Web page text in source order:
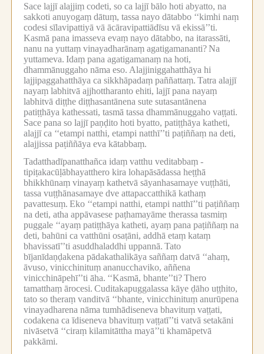
Sace lajjī alajjiṃ codeti, so ca lajjī bālo hoti abyatto, na
sakkoti anuyogaṃ dātuṃ, tassa nayo dātabbo ‘‘kimhi naṃ
codesi sīlavipattiyā vā ācāravipattiādīsu vā ekissā’’ti.
Kasmā pana imasseva evaṃ nayo dātabbo, na itarassāti,
nanu na yuttaṃ vinayadharānaṃ agatigamananti?Na
yuttameva. Idaṃ pana agatigamanaṃ na hoti,
dhammānuggaho nāma eso. Alajjiniggahatthāya hi
lajjipaggahatthāya ca sikkhāpadaṃ paññattaṃ. Tatra alajjī
nayaṃ labhitvā ajjhottharanto ehiti, lajjī pana nayaṃ
labhitvā diṭṭhe diṭṭhasantānena sute sutasantānena
patiṭṭhāya kathessati, tasmā tassa dhammānuggaho vaṭṭati.
Sace pana so lajjī paṇḍito hoti byatto, patiṭṭhāya katheti,
alajjī ca ‘‘etampi natthi, etampi natthī’’ti paṭiññaṃ na deti,
alajjissa paṭiññāya eva kātabbaṃ.
Tadatthadīpanatthañca idaṃ vatthu veditabbaṃ -
tipiṭakacūḷābhayatthero kira lohapāsādassa heṭṭhā
bhikkhūnaṃ vinayaṃ kathetvā sāyanhasamaye vuṭṭhāti,
tassa vuṭṭhānasamaye dve attapaccatthikā kathaṃ
pavattesuṃ. Eko ‘‘etampi natthi, etampi natthī’’ti paṭiññaṃ
na deti, atha appāvasese paṭhamayāme therassa tasmiṃ
puggale ‘‘ayaṃ patiṭṭhāya katheti, ayaṃ pana paṭiññaṃ na
deti, bahūni ca vatthūni osaṭāni, addhā etaṃ kataṃ
bhavissatī’’ti asuddhaladdhi uppannā. Tato
bījanīdaṇḍakena pādakathalikāya saññaṃ datvā ‘‘ahaṃ,
āvuso, vinicchinituṃ ananucchaviko, aññena
vinicchināpehī’’ti āha. ‘‘Kasmā, bhante’’ti?Thero
tamatthaṃ ārocesi. Cuditakapuggalassa kāye ḍāho uṭṭhito,
tato so theraṃ vanditvā ‘‘bhante, vinicchinituṃ anurūpena
vinayadharena nāma tumhādiseneva bhavituṃ vaṭṭati,
codakena ca īdiseneva bhavituṃ vaṭṭatī’’ti vatvā setakāni
nivāsetvā ‘‘ciraṃ kilamitāttha mayā’’ti khamāpetvā
pakkāmi.